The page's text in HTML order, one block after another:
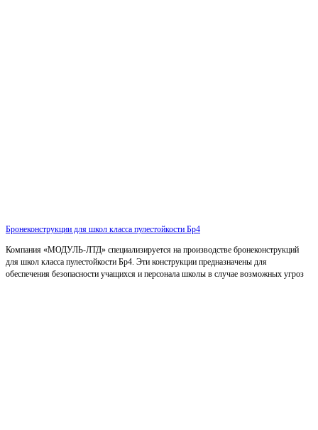
Бронеконструкции для школ класса пулестойкости Бр4
Компания «МОДУЛЬ-ЛТД» специализируется на производстве бронеконструкций
для школ класса пулестойкости Бр4. Эти конструкции предназначены для
обеспечения безопасности учащихся и персонала школы в случае возможных угроз